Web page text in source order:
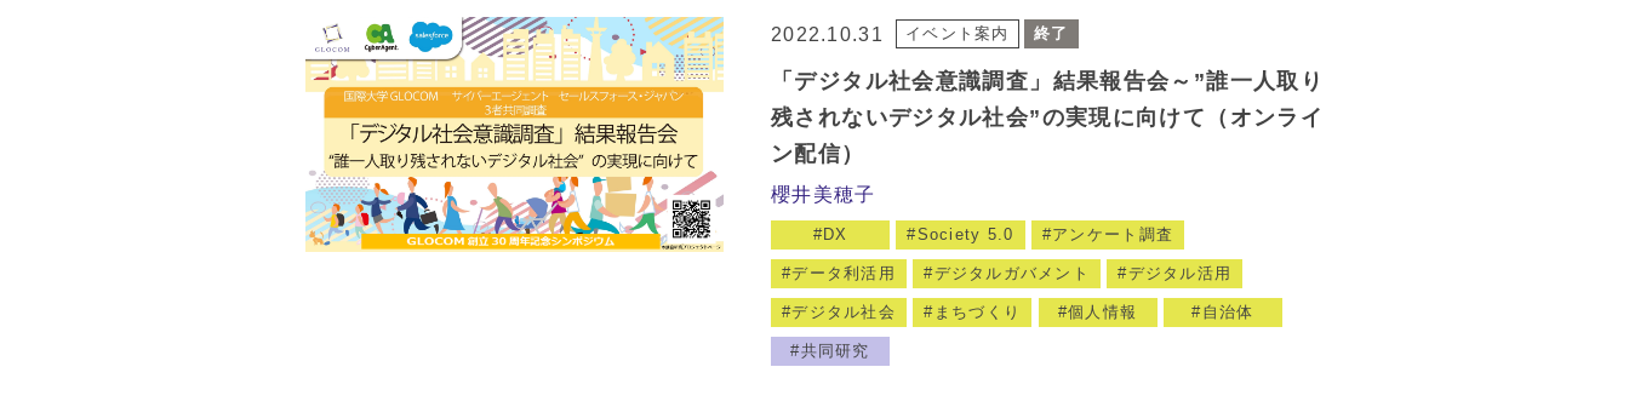
2022.10.31 イベント案内 終了
「デジタル社会意識調査」結果報告会～”誰一人取り
残されないデジタル社会”の実現に向けて（オンライ
ン配信）
櫻井美穂子
DX Society 5.0 アンケート調査
データ利活用 デジタルガバメント デジタル活用
デジタル社会 まちづくり 個人情報 自治体
共同研究